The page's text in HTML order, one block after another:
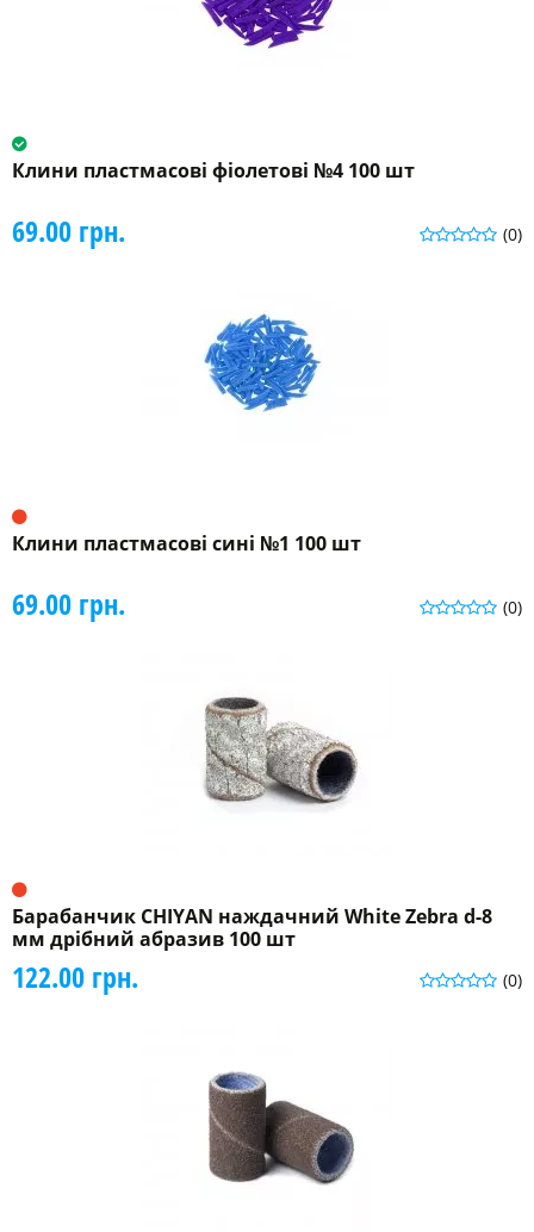
Клини пластмасові фіолетові №4 100 шт
(0)
69.00 грн.
Клини пластмасові сині №1 100 шт
(0)
69.00 грн.
Барабанчик CHIYAN наждачний White Zebra d-8
мм дрібний абразив 100 шт
(0)
122.00 грн.